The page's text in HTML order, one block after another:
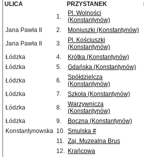
ULICA PRZYSTANEK
1.
Pl. Wolności
(Konstantynów)
Jana Pawła II 2. Moniuszki (Konstantynów)
Jana Pawła II
3.
Pl. Kościuszki
(Konstantynów)
Łódzka 4. Krótka (Konstantynów)
Łódzka
5. Gdańska (Konstantynów)
Łódzka
6.
Spółdzielcza
(Konstantynów)
Łódzka 7.
Szkoła (Konstantynów)
Łódzka
8.
Warzywnicza
(Konstantynów)
Łódzka 9. Boczna (Konstantynów)
Konstantynowska 10. Smulska #
11. Zaj. Muzealna Brus
12. Krańcowa